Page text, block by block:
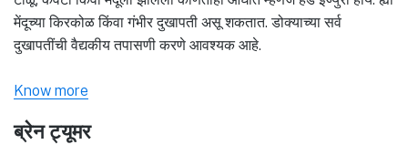
मेंदूच्या किरकोळ किंवा गंभीर दुखापती असू शकतात. डोक्याच्या सर्व
दुखापतींची वैद्यकीय तपासणी करणे आवश्यक आहे.
Know more
ब्रेन ट्यूमर